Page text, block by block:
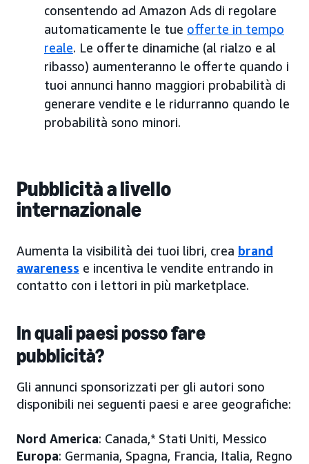
consentendo ad Amazon Ads di regolare
automaticamente le tue offerte in tempo
reale. Le offerte dinamiche (al rialzo e al
ribasso) aumenteranno le offerte quando i
tuoi annunci hanno maggiori probabilità di
generare vendite e le ridurranno quando le
probabilità sono minori.
Pubblicità a livello
internazionale
Aumenta la visibilità dei tuoi libri, crea brand
awareness e incentiva le vendite entrando in
contatto con i lettori in più marketplace.
In quali paesi posso fare
pubblicità?
Gli annunci sponsorizzati per gli autori sono
disponibili nei seguenti paesi e aree geografiche:
Nord America: Canada,* Stati Uniti, Messico
Europa: Germania, Spagna, Francia, Italia, Regno